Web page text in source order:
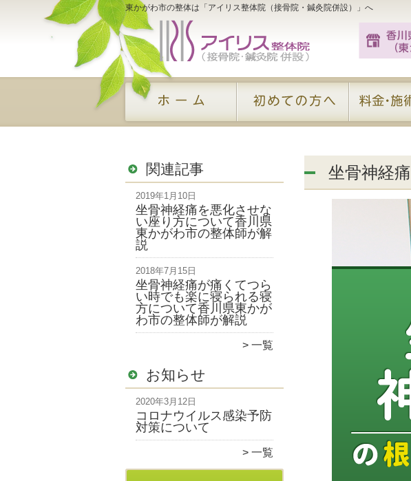
東かがわ市の整体は「アイリス整体院（接骨院・鍼灸院併設）」へ
関連記事
2019年1月10日
坐骨神経痛を悪化させな
い座り方について香川県
東かがわ市の整体師が解
説
2018年7月15日
坐骨神経痛が痛くてつら
い時でも楽に寝られる寝
方について香川県東かが
わ市の整体師が解説
一覧
お知らせ
2020年3月12日
コロナウイルス感染予防
対策について
一覧
坐骨神経痛